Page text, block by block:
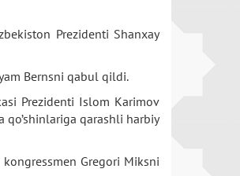
Prezidenti Shanxay
Bernsni qabul qildi.
Prezidenti Islom Karimov
qo’shinlariga qarashli harbiy
Gregori Miksni